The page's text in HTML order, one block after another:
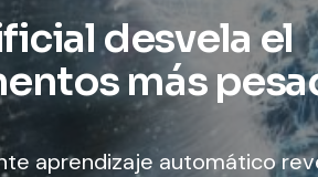
desvela el
más
aprendizaje automático